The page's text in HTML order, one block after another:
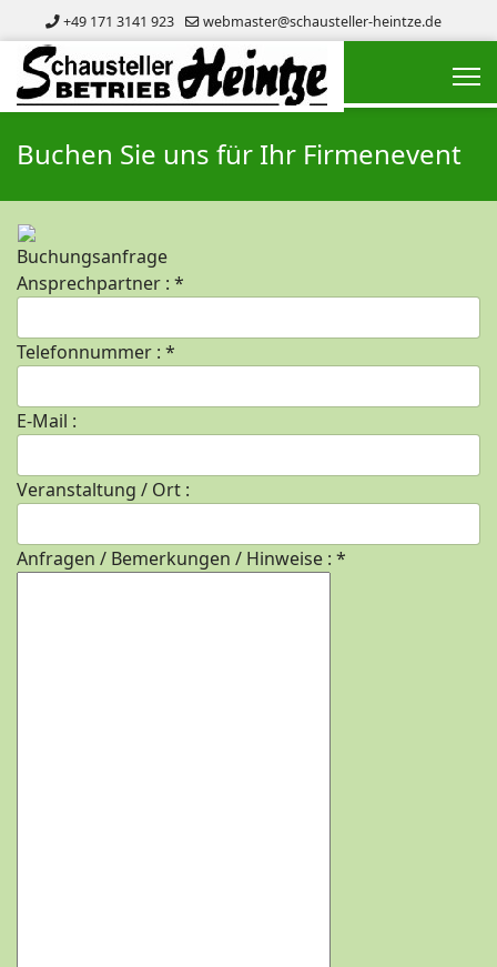
+49 171 3141 923 webmaster@schausteller-heintze.de
Buchen Sie uns für Ihr Firmenevent
Buchungsanfrage
Ansprechpartner : *
Telefonnummer : *
E-Mail :
Veranstaltung / Ort :
Anfragen / Bemerkungen / Hinweise : *